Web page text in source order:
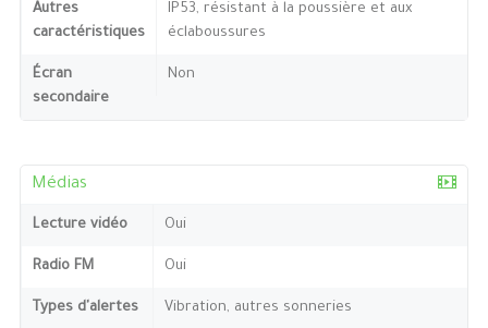
Autres
caractéristiques
IP53, résistant à la poussière et aux
éclaboussures
Écran
secondaire
Non
Médias
Lecture vidéo Oui
Radio FM Oui
Types d'alertes Vibration, autres sonneries